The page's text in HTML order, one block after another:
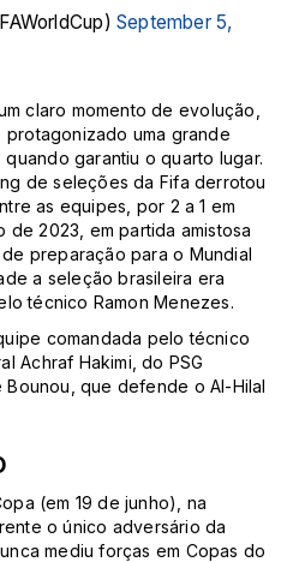
September 5,
claro momento de evolução,
uma grande
garantiu o quarto lugar.
de seleções da Fifa derrotou
as equipes, por 2 a 1 em
de 2023, em partida amistosa
preparação para o Mundial
a seleção brasileira era
técnico Ramon Menezes.
comandada pelo técnico
Achraf Hakimi, do PSG
que defende o Al-Hilal
(em 19 de junho), na
o único adversário da
mediu forças em Copas do